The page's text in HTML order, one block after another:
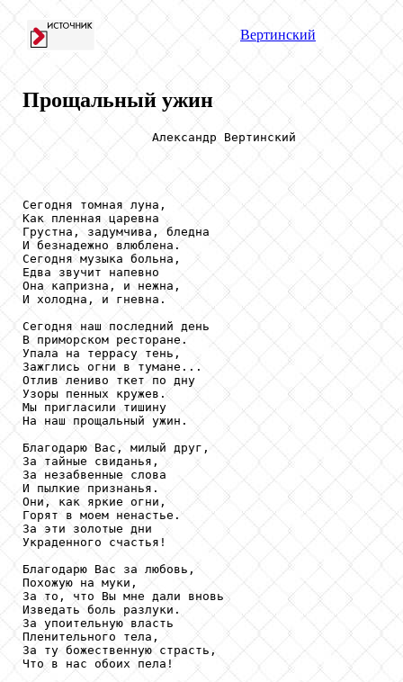
Вертинский
Прощальный ужин
                  Александр Вертинский
Сегодня томная луна,
Как пленная царевна
Грустна, задумчива, бледна
И безнадежно влюблена.
Сегодня музыка больна,
Едва звучит напевно
Она капризна, и нежна,
И холодна, и гневна.
Сегодня наш последний день
В приморском ресторане.
Упала на террасу тень,
Зажглись огни в тумане...
Отлив лениво ткет по дну
Узоры пенных кружев.
Мы пригласили тишину
На наш прощальный ужин.
Благодарю Вас, милый друг,
За тайные свиданья,
За незабвенные слова
И пылкие признанья.
Они, как яркие огни,
Горят в моем ненастье.
За эти золотые дни
Украденного счастья!
Благодарю Вас за любовь,
Похожую на муки,
За то, что Вы мне дали вновь
Изведать боль разлуки.
За упоительную власть
Пленительного тела,
За ту божественную страсть,
Что в нас обоих пела!